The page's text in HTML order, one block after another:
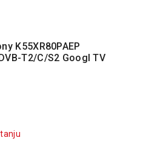
K55XR80PAEP
T2/C/S2 Googl TV